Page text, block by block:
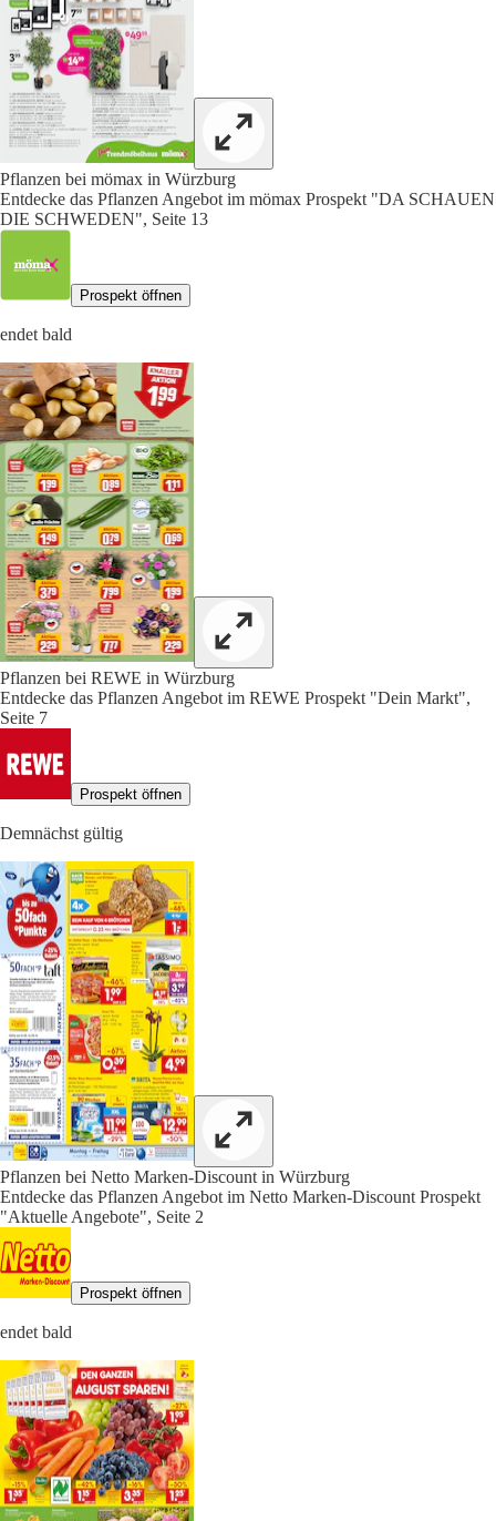
Pflanzen bei mömax in Würzburg
Entdecke das Pflanzen Angebot im mömax Prospekt "DA SCHAUEN
DIE SCHWEDEN", Seite 13
Prospekt öffnen
endet bald
Pflanzen bei REWE in Würzburg
Entdecke das Pflanzen Angebot im REWE Prospekt "Dein Markt",
Seite 7
Prospekt öffnen
Demnächst gültig
Pflanzen bei Netto Marken-Discount in Würzburg
Entdecke das Pflanzen Angebot im Netto Marken-Discount Prospekt
"Aktuelle Angebote", Seite 2
Prospekt öffnen
endet bald